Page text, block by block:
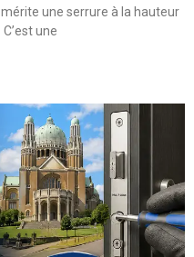
une serrure à la hauteur
une